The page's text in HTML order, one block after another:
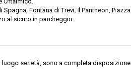
Fontana di Trevi, Il Pantheon, Piazza
al sicuro in parcheggio.
serietà, sono a completa disposizione